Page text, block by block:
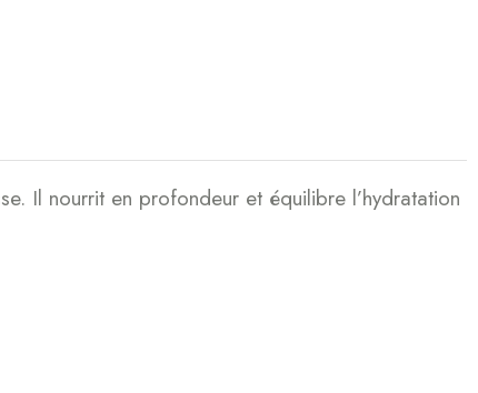
Il nourrit en profondeur et équilibre l’hydratation